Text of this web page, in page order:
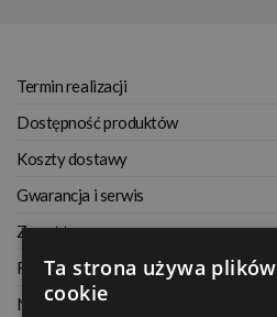
Termin realizacji
Dostępność produktów
Koszty dostawy
Gwarancja i serwis
Zwrot towaru
Regulamin
Najczęściej zadawane pytania
Ta strona używa plików
cookie